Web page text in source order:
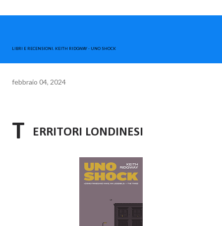
LIBRI E RECENSIONI. KEITH RIDGWAY - UNO SHOCK
febbraio 04, 2024
T ERRITORI LONDINESI